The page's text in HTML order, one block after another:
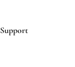
Support